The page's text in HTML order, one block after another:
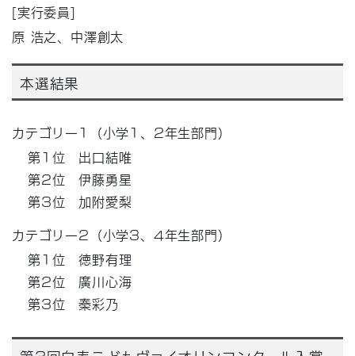
[実行委員]
原 浩之、中澤創太
本選結果
カテゴリー1（小学1、2年生部門）
第1位 出口結唯
第2位 伊藤勇星
第3位 加附愛梨
カテゴリー2（小学3、4年生部門）
第1位 徳野有理
第2位 廣川心海
第3位 秦彩乃